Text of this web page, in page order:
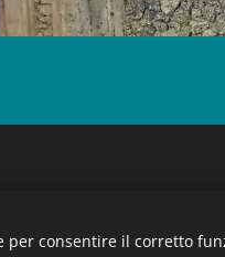
per consentire il corretto